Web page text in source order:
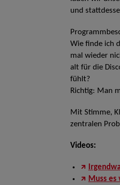
und
Wie finde ich
mal wieder
alt für die
fühlt?
Richtig: Man
Mit Stimme,
zentralen
Videos:
Muss es